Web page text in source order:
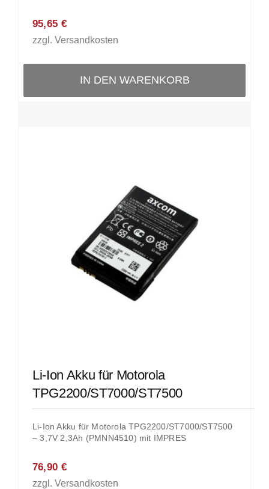
95,65 €
zzgl. Versandkosten
IN DEN WARENKORB
Li-Ion Akku für Motorola
TPG2200/ST7000/ST7500
Li-Ion Akku für Motorola TPG2200/ST7000/ST7500
– 3,7V 2,3Ah (PMNN4510) mit IMPRES
76,90 €
zzgl. Versandkosten